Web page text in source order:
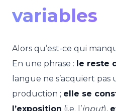
variables
Alors qu’est-ce qui
En une phrase : le reste
langue ne s’acquiert
production ; elle se
l’exposition (i.e. l’input),